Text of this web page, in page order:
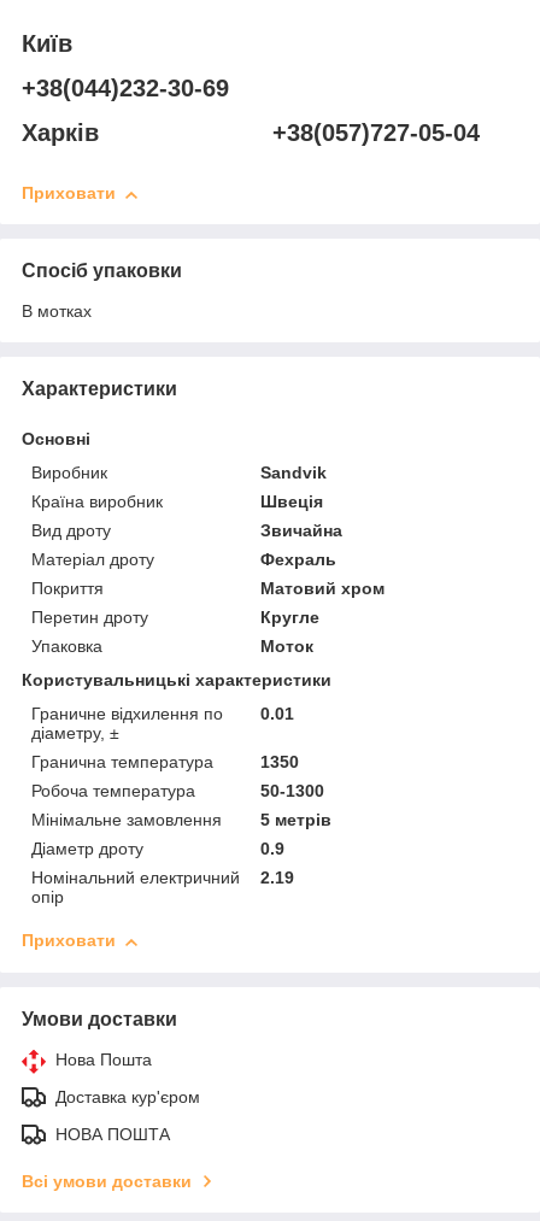
Київ
+38(044)232-30-69
Харків +38(057)727-05-04
Приховати
Спосіб упаковки
В мотках
Характеристики
Основні
Виробник
Sandvik
Країна виробник
Швеція
Вид дроту
Звичайна
Матеріал дроту
Фехраль
Покриття
Матовий хром
Перетин дроту
Кругле
Упаковка
Моток
Користувальницькі характеристики
Граничне відхилення по
діаметру, ±
0.01
Гранична температура
1350
Робоча температура
50-1300
Мінімальне замовлення
5 метрів
Діаметр дроту
0.9
Номінальний електричний
опір
2.19
Приховати
Умови доставки
Нова Пошта
Доставка кур'єром
НОВА ПОШТА
Всі умови доставки